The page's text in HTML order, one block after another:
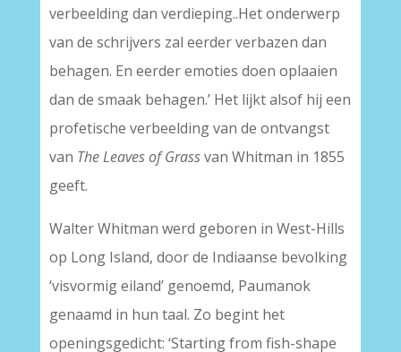
verbeelding dan verdieping..Het onderwerp
van de schrijvers zal eerder verbazen dan
behagen. En eerder emoties doen oplaaien
dan de smaak behagen.’ Het lijkt alsof hij een
profetische verbeelding van de ontvangst
van The Leaves of Grassvan Whitman in 1855
geeft.
Walter Whitman werd geboren in West-Hills
op Long Island, door de Indiaanse bevolking
‘visvormig eiland’ genoemd, Paumanok
genaamd in hun taal. Zo begint het
openingsgedicht: ‘Starting from fish-shape